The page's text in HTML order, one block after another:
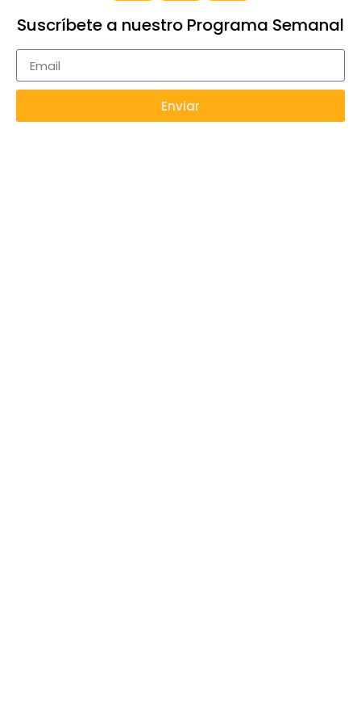
Suscríbete a nuestro Programa Semanal
Enviar